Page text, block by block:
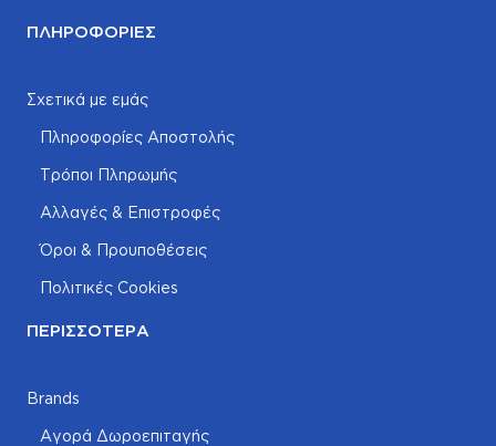
ΠΛΗΡΟΦΟΡΊΕΣ
Σχετικά με εμάς
Πληροφορίες Αποστολής
Τρόποι Πληρωμής
Αλλαγές & Επιστροφές
Όροι & Προυποθέσεις
Πολιτικές Cookies
ΠΕΡΙΣΣΌΤΕΡΑ
Brands
Αγορά Δωροεπιταγής